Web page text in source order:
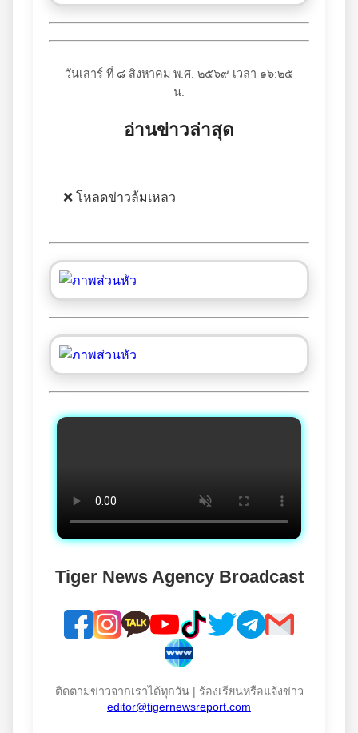
วันเสาร์ ที่ ๘ สิงหาคม พ.ศ. ๒๕๖๙ เวลา ๑๖:๒๕
น.
อ่านข่าวล่าสุด
❌ โหลดข่าวล้มเหลว
Tiger News Agency Broadcast
ติดตามข่าวจากเราได้ทุกวัน | ร้องเรียนหรือแจ้งข่าว
editor@tigernewsreport.com